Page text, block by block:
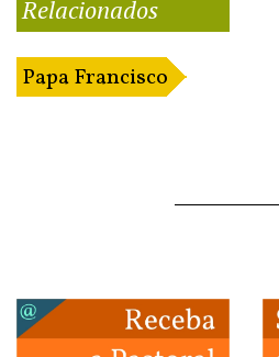
Relacionados
Papa Francisco